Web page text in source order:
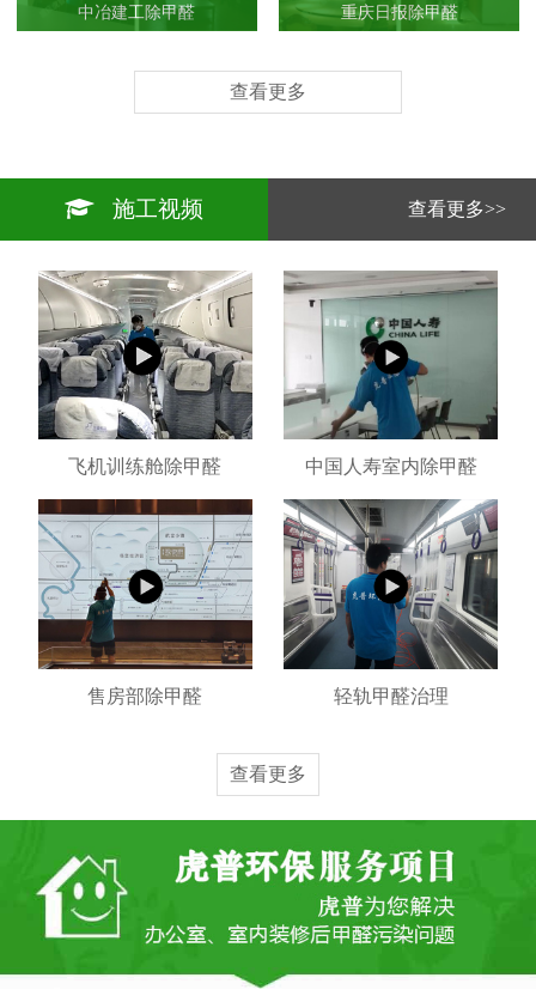
中冶建工除甲醛 重庆日报除甲醛
查看更多
查看更多>>
施工视频
飞机训练舱除甲醛 中国人寿室内除甲醛
售房部除甲醛 轻轨甲醛治理
查看更多